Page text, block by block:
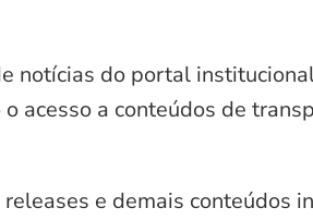
notícias do portal
acesso a conteúdos de
e demais conteúdos